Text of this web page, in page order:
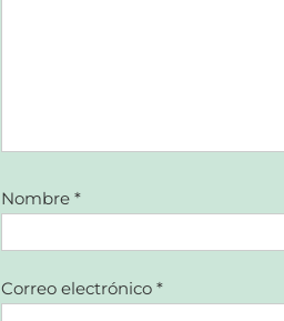
Nombre *
Correo electrónico *